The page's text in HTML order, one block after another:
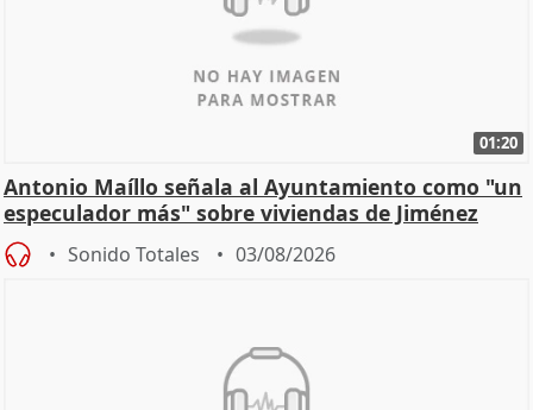
01:20
Antonio Maíllo señala al Ayuntamiento como "un
especulador más" sobre viviendas de Jiménez
Becerril
Sonido Totales 03/08/2026